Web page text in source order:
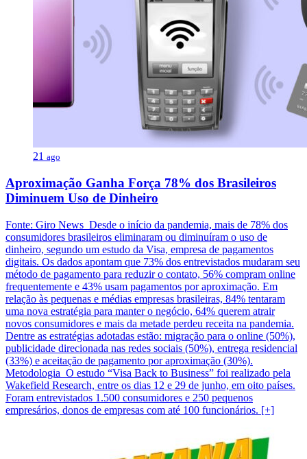
21 ago
Aproximação Ganha Força 78% dos Brasileiros
Diminuem Uso de Dinheiro
Fonte: Giro News Desde o início da pandemia, mais de 78% dos
consumidores brasileiros eliminaram ou diminuíram o uso de
dinheiro, segundo um estudo da Visa, empresa de pagamentos
digitais. Os dados apontam que 73% dos entrevistados mudaram seu
método de pagamento para reduzir o contato, 56% compram online
frequentemente e 43% usam pagamentos por aproximação. Em
relação às pequenas e médias empresas brasileiras, 84% tentaram
uma nova estratégia para manter o negócio, 64% querem atrair
novos consumidores e mais da metade perdeu receita na pandemia.
Dentre as estratégias adotadas estão: migração para o online (50%),
publicidade direcionada nas redes sociais (50%), entrega residencial
(33%) e aceitação de pagamento por aproximação (30%).
Metodologia O estudo “Visa Back to Business” foi realizado pela
Wakefield Research, entre os dias 12 e 29 de junho, em oito países.
Foram entrevistados 1.500 consumidores e 250 pequenos
empresários, donos de empresas com até 100 funcionários. [+]